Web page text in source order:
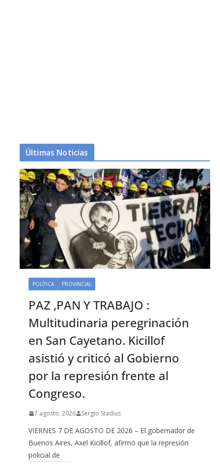
Últimas Noticias
POLÍTICA PROVINCIAL
PAZ ,PAN Y TRABAJO :
Multitudinaria peregrinación
en San Cayetano. Kicillof
asistió y criticó al Gobierno
por la represión frente al
Congreso.
7 agosto, 2026 Sergio Stadius
VIERNES 7 DE AGOSTO DE 2026 – El gobernador de
Buenos Aires, Axel Kicillof, afirmó que la represión
policial de